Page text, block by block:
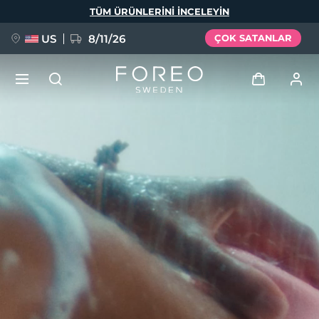
TÜM ÜRÜNLERINI INCELEYIN
US 8/11/26 ÇOK SATANLAR
Cihazlarım
Siparişlerim
Adresim
Aboneliklerim
FAQ™ Pure Beauty-Tech Elixir
BREAKING NEWS
issa™ Teeth Whitening Set
Dil Seçimi
English Deutsch
Español
Français
Italiano
Português
Polski
Svenska
Русский
繁體中文